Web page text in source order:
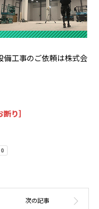
備工事のご依頼は株式会
り］